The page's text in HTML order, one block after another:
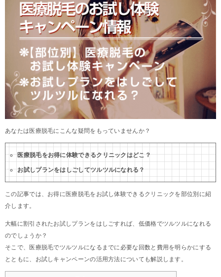
あなたは医療脱毛にこんな疑問をもっていませんか？
医療脱毛をお得に体験できるクリニックはどこ？
お試しプランをはしごしてツルツルになれる？
この記事では、お得に医療脱毛をお試し体験できるクリニックを部位別に紹
介します。
大幅に割引されたお試しプランをはしごすれば、低価格でツルツルになれる
のでしょうか？
そこで、医療脱毛でツルツルになるまでに必要な回数と費用を明らかにする
とともに、お試しキャンペーンの活用方法についても解説します。